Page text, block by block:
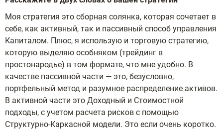
Моя стратегия это сборная солянка, которая сочетает в
себе, как активный, так и пассивный способ управления
Капиталом. Плюс, я использую и торговую стратегию,
которую выделяю особняком (трейдинг в
простонародье) в том формате, что мне удобно. В
качестве пассивной части — это, безусловно,
портфельный метод и разумное распределение активов.
В активной части это Доходный и Стоимостной
подходы, с учетом расчета рисков с помощью
Структурно-Каркасной модели. Это если очень коротко.